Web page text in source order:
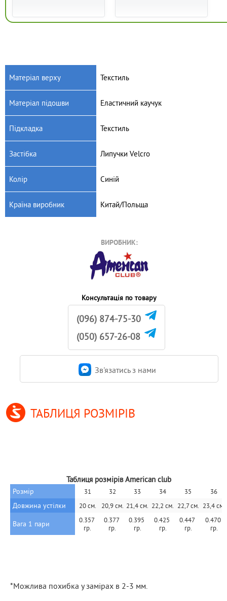
club 124/22-1 (рожевий)
1040грн.
club 124/22 (блакитний)
Матеріал верху Текстиль
Матеріал підошви Еластичний каучук
Підкладка Текстиль
Застібка Липучки Velcro
Колір Синій
Країна виробник Китай/Польща
ВИРОБНИК:
Консультація по товару
(096) 874-75-30
(050) 657-26-08
Зв'язатись з нами
ТАБЛИЦЯ РОЗМІРІВ
Таблиця розмірів American club
Розмір 31 32 33 34 35 36
Довжина устілки 20 см. 20,9 см. 21,4 см. 22,2 см. 22,7 см. 23,4 см.
Вага 1 пари
0.357
гр.
0.377
гр.
0.395
гр.
0.425
гр.
0.447
гр.
0.470
гр.
*Можлива похибка у замірах в 2-3 мм.